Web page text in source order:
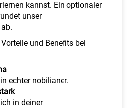
kannst. Ein optionaler
unser
und Benefits bei
echter nobilianer.
in deiner